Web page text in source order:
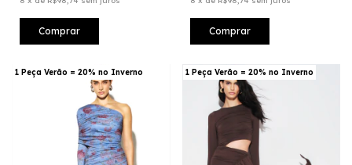
Comprar Comprar
1 Peça Verão = 20% no Inverno 1 Peça Verão = 20% no Inverno